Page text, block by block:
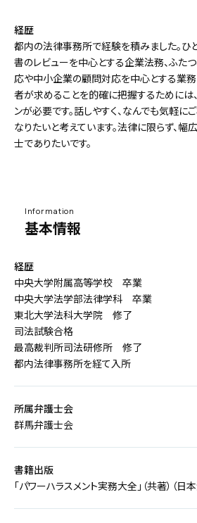
経歴
都内の法律事務所で経験を積みました。ひ
書のレビューを中心とする企業法務、ふた
応や中小企業の顧問対応を中心とする業務
者が求めることを的確に把握するためには
ンが必要です。話しやすく、なんでも気軽
なりたいと考えています。法律に限らず、
士でありたいです。
Information
基本情報
経歴
中央大学附属高等学校 卒業
中央大学法学部法律学科 卒業
東北大学法科大学院 修了
司法試験合格
最高裁判所司法研修所 修了
都内法律事務所を経て入所
所属弁護士会
群馬弁護士会
書籍出版
「パワーハラスメント実務大全」（共著）（日